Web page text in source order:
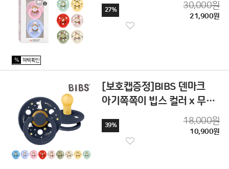
27% 30,000원
21,900원
% 혜택확인
[보호캡증정]BIBS 덴마크
아기쪽쪽이 빕스 컬러 x 무민
39% 18,000원
10,900원